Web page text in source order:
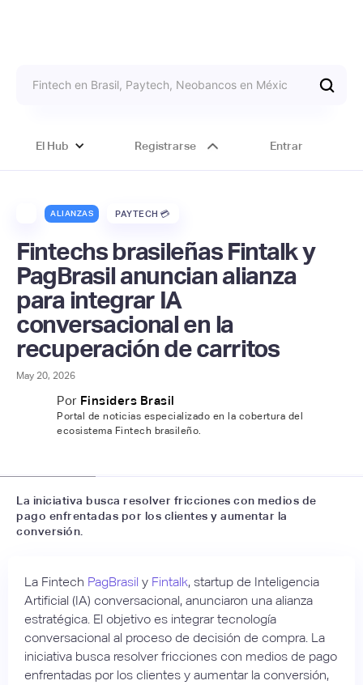
El Hub Registrarse Entrar
ALIANZAS PAYTECH 💳
Fintechs brasileñas Fintalk y
PagBrasil anuncian alianza
para integrar IA
conversacional en la
recuperación de carritos
May 20, 2026
Por Finsiders Brasil
Portal de noticias especializado en la cobertura del
ecosistema Fintech brasileño.
La iniciativa busca resolver fricciones con medios de
pago enfrentadas por los clientes y aumentar la
conversión.
La Fintech PagBrasil y Fintalk, startup de Inteligencia
Artificial (IA) conversacional, anunciaron una alianza
estratégica. El objetivo es integrar tecnología
conversacional al proceso de decisión de compra. La
iniciativa busca resolver fricciones con medios de pago
enfrentadas por los clientes y aumentar la conversión,